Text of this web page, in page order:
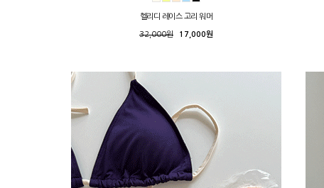
헬리디 레이스 고리 워머
32,000원 17,000원